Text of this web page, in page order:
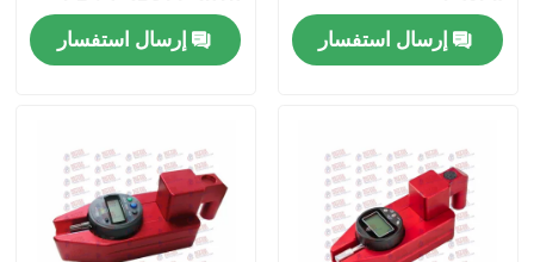
طلب اقتباس
آلة اختبار التربة
آلة اختبار الخرسانة
إرسال استفسار
standard
إرسال استفسار